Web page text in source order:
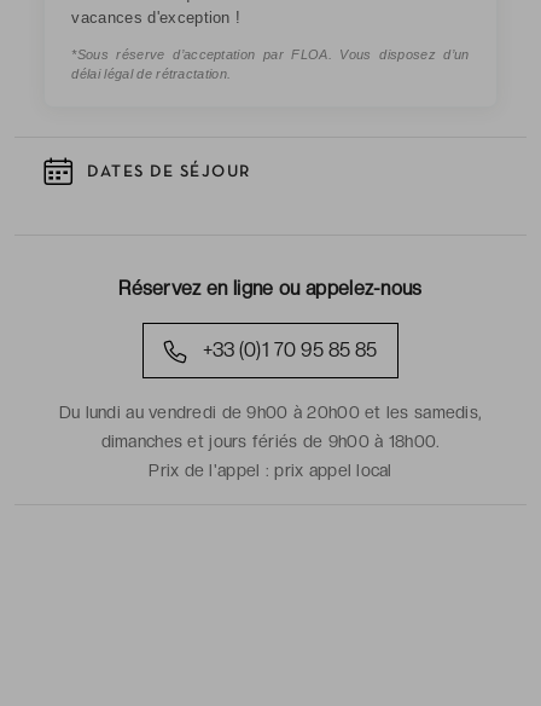
DATES DE SÉJOUR
Réservez en ligne ou appelez-nous
+33 (0)1 70 95 85 85
Du lundi au vendredi de 9h00 à 20h00 et les samedis,
dimanches et jours fériés de 9h00 à 18h00.
Prix de l'appel :prix appel local
vacances d'exception !
*Sous réserve d’acceptation par FLOA. Vous disposez d’un
délai légal de rétractation.